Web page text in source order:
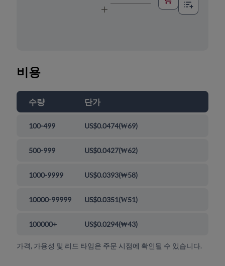
비용
수량 단가
100-499 US$0.0474(₩69)
500-999 US$0.0427(₩62)
1000-9999 US$0.0393(₩58)
10000-99999 US$0.0351(₩51)
100000+ US$0.0294(₩43)
가격, 가용성 및 리드 타임은 주문 시점에 확인될 수 있습니다.